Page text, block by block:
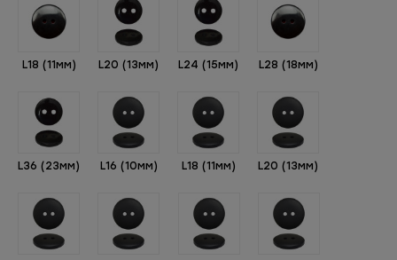
L18 (11мм) L20 (13мм) L24 (15мм) L28 (18мм)
L36 (23мм) L16 (10мм) L18 (11мм) L20 (13мм)